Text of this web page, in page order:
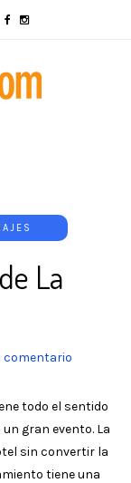
La
comentario
todo el sentido
gran evento. La
sin convertir la
tiene una